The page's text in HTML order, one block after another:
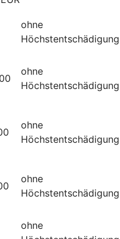
ohne
Höchstentschädigung
ohne
Höchstentschädigung
ohne
Höchstentschädigung
ohne
Höchstentschädigung
ohne